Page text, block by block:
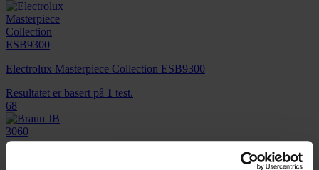
Electrolux Masterpiece Collection ESB9300
Resultatet er basert på 1 test.
68